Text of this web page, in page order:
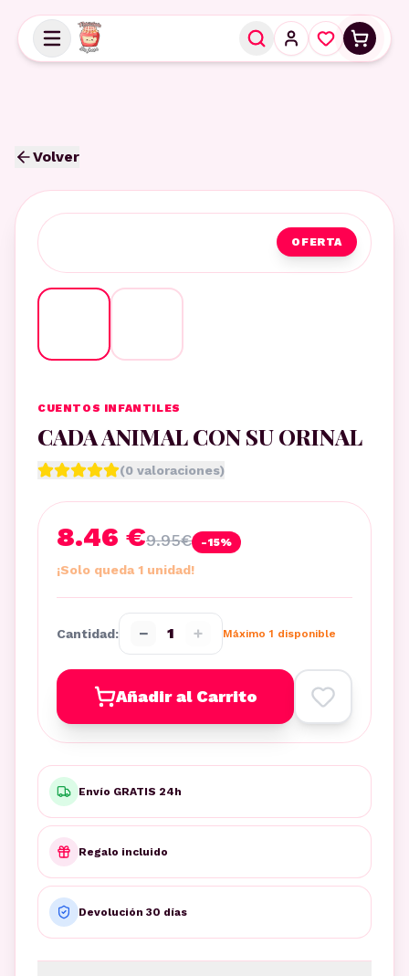
Volver
OFERTA
CUENTOS INFANTILES
CADA ANIMAL CON SU ORINAL
(0 valoraciones)
8.46 €9.95€ -15%
¡Solo queda 1 unidad!
Cantidad: − 1 + Máximo 1 disponible
Añadir al Carrito
Envío GRATIS 24h
Regalo incluido
Devolución 30 días